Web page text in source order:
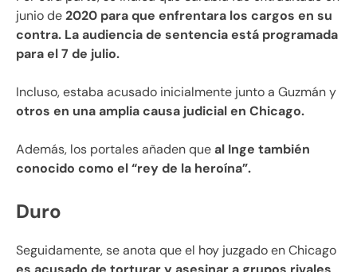
junio de2020 para que enfrentara los cargos en su
contra. La audiencia de sentencia está programada
para el 7 de julio.
Incluso, estaba acusado inicialmente junto a Guzmán y
otros en una amplia causa judicial en Chicago.
Además, los portales añaden queal Inge también
conocido como el “rey de la heroína”.
Duro
Seguidamente, se anota que el hoy juzgado en Chicago